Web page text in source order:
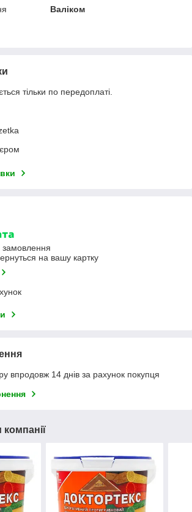
Валіком
тільки по передоплаті.
замовлення
на вашу картку
впродовж 14 днів за рахунок покупця
компанії